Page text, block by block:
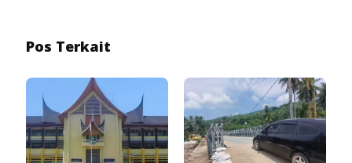
Pos Terkait